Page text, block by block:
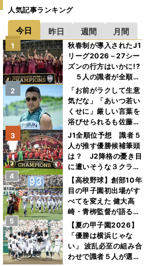
人気記事ランキング
今日 昨日 週間 月間
秋春制が導入されたJ1
リーグ2026－27シー
ズンの行方はいかに!?
５人の識者が全順位
を大胆予想
1
「お前がラクして生意
気だな」「あいつ若い
くせに」厳しい言葉を
浴びせられるも佐藤慎
太郎が貫いた誇りとフ
ァンへの思い
2
J1全順位予想 識者５
人が推す優勝候補筆頭
は？ J2降格の憂き目
に遭いそうな３クラブ
とは？
3
【高校野球】創部10年
目の甲子園初出場がす
べてを変えた 健大高
崎・青栁監督が語る
「機動破壊」はこうし
て生まれた
4
【夏の甲子園2026】
「優勝は横浜じゃな
い」 波乱必至の組み合
わせで識者５人が選ん
5